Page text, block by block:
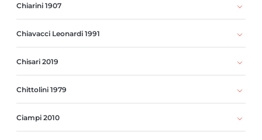
Chiarini 1907
Chiavacci Leonardi 1991
Chisari 2019
Chittolini 1979
Ciampi 2010